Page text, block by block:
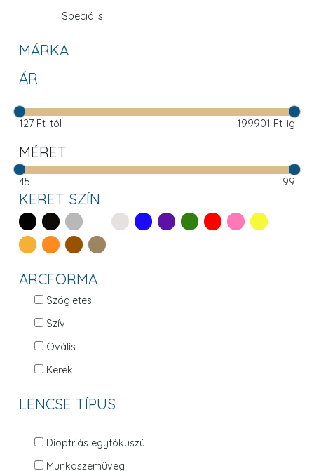
Speciális
MÁRKA
ÁR
127 Ft-tól 199901 Ft-ig
MÉRET
45 99
KERET SZÍN
ARCFORMA
Szögletes
Szív
Ovális
Kerek
LENCSE TÍPUS
Dioptriás egyfókuszú
Munkaszemüveg